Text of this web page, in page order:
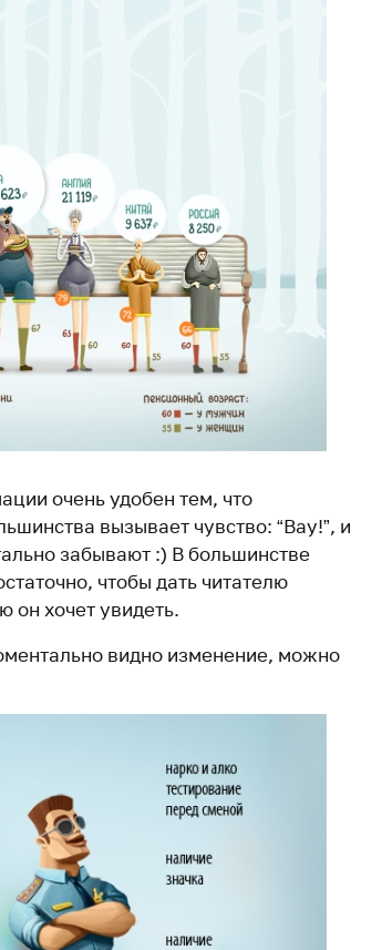
очень удобен тем, что
вызывает чувство: “Вау!”, и
забывают :) В большинстве
чтобы дать читателю
он хочет увидеть.
видно изменение, можно